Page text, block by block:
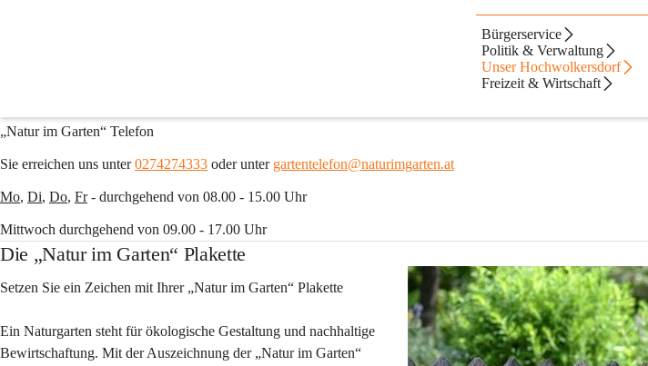
Bürgerservice
Politik & Verwaltung
Unser Hochwolkersdorf
Freizeit & Wirtschaft
„Natur im Garten“ Telefon
Sie erreichen uns unter 0274274333 oder unter gartentelefon@naturimgarten.at
Mo, Di, Do, Fr - durchgehend von 08.00 - 15.00 Uhr
Mittwoch durchgehend von 09.00 - 17.00 Uhr
Die „Natur im Garten“ Plakette
Setzen Sie ein Zeichen mit Ihrer „Natur im Garten“ Plakette
Ein Naturgarten steht für ökologische Gestaltung und nachhaltige
Bewirtschaftung. Mit der Auszeichnung der „Natur im Garten“